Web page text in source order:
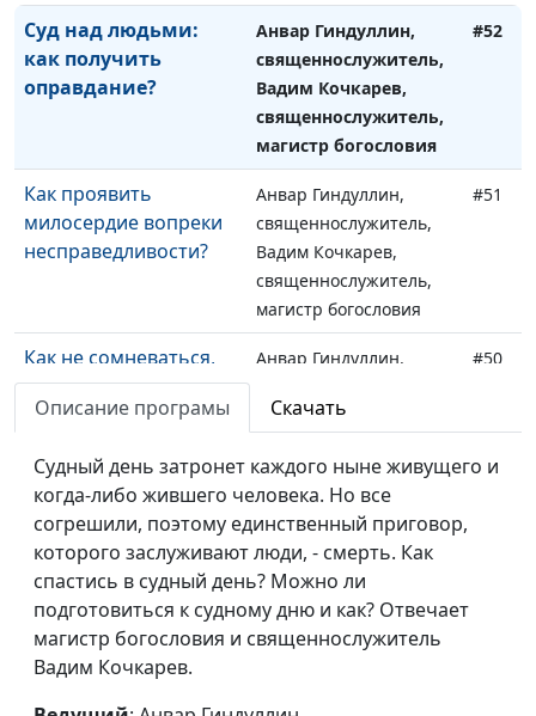
Суд над людьми:
как получить
оправдание?
Анвар Гиндуллин,
священнослужитель,
Вадим Кочкарев,
священнослужитель,
магистр богословия
#52
Как проявить
милосердие вопреки
несправедливости?
Анвар Гиндуллин,
священнослужитель,
Вадим Кочкарев,
священнослужитель,
магистр богословия
#51
Как не сомневаться,
когда вокруг кризис?
Анвар Гиндуллин,
Вадим Кочкарев,
магистр богословия
#50
Обсессивно-
компульсивное
расстройство - что
это?
Мария Мараханова,
Дмитрий Булатов,
доктор практической
теологии
Как формируются
уровни организации
Мария Мараханова,
Описание програмы Скачать
Судный день затронет каждого ныне живущего и
когда-либо жившего человека. Но все
согрешили, поэтому единственный приговор,
которого заслуживают люди, - смерть. Как
спастись в судный день? Можно ли
подготовиться к судному дню и как? Отвечает
магистр богословия и священнослужитель
Вадим Кочкарев.